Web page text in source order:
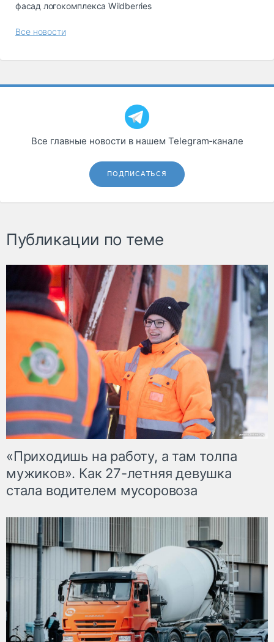
фасад логокомплекса Wildberries
Все новости
Все главные новости в нашем Telegram‑канале
ПОДПИСАТЬСЯ
Публикации по теме
«Приходишь на работу, а там толпа
мужиков». Как 27-летняя девушка
стала водителем мусоровоза